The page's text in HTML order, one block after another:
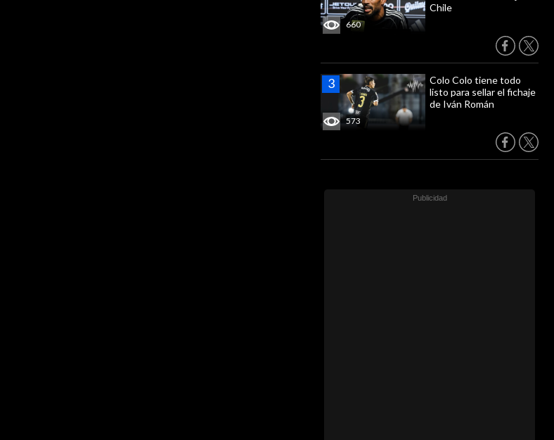
660
Chile
573
Colo Colo tiene todo
listo para sellar el fichaje
de Iván Román